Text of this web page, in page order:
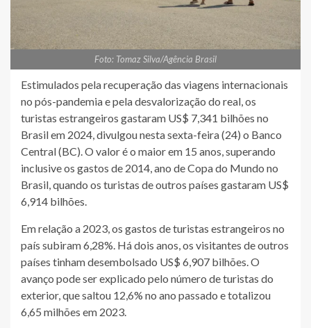
Foto: Tomaz Silva/Agência Brasil
Estimulados pela recuperação das viagens internacionais
no pós-pandemia e pela desvalorização do real, os
turistas estrangeiros gastaram US$ 7,341 bilhões no
Brasil em 2024, divulgou nesta sexta-feira (24) o Banco
Central (BC). O valor é o maior em 15 anos, superando
inclusive os gastos de 2014, ano de Copa do Mundo no
Brasil, quando os turistas de outros países gastaram US$
6,914 bilhões.
Em relação a 2023, os gastos de turistas estrangeiros no
país subiram 6,28%. Há dois anos, os visitantes de outros
países tinham desembolsado US$ 6,907 bilhões. O
avanço pode ser explicado pelo número de turistas do
exterior, que saltou 12,6% no ano passado e totalizou
6,65 milhões em 2023.